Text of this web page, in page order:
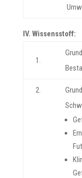
IV. Wissensstoff:
1.
2.